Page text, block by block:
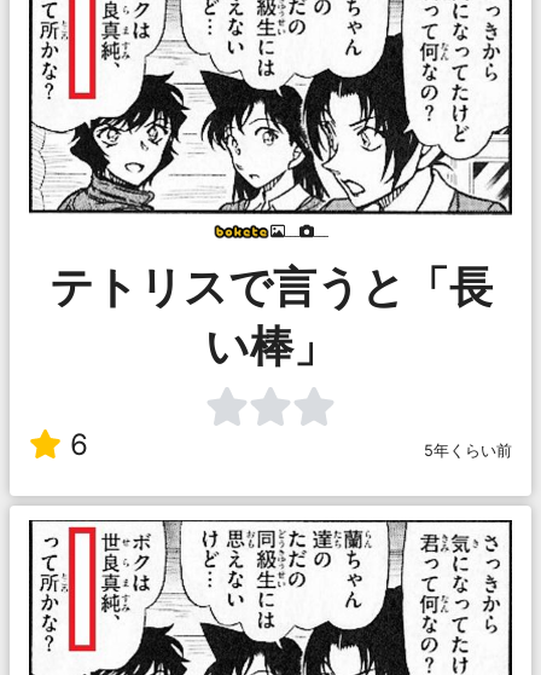
テトリスで言うと「長
い棒」
6 5年くらい前